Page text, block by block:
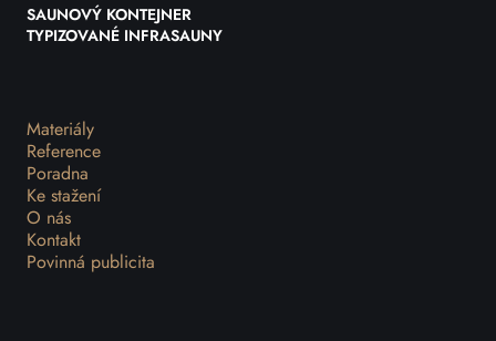
SAUNOVÝ KONTEJNER
TYPIZOVANÉ INFRASAUNY
Materiály
Reference
Poradna
Ke stažení
O nás
Kontakt
Povinná publicita